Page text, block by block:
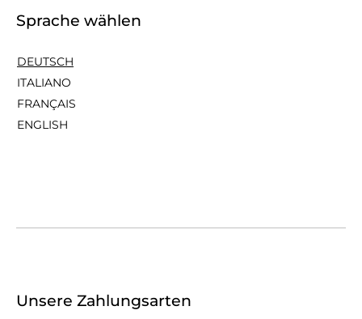
Sprache wählen
DEUTSCH
ITALIANO
FRANÇAIS
ENGLISH
Unsere Zahlungsarten